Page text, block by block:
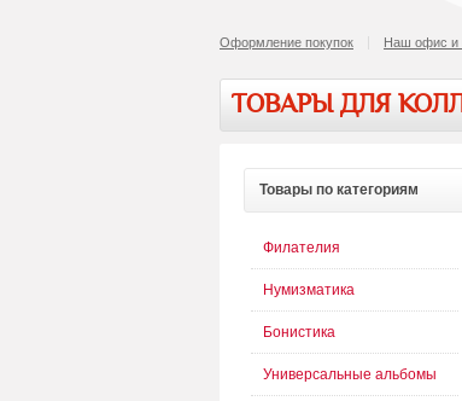
Оформление покупок Наш офис и
ТОВАРЫ ДЛЯ
Товары по категориям
Филателия
Нумизматика
Бонистика
Универсальные альбомы